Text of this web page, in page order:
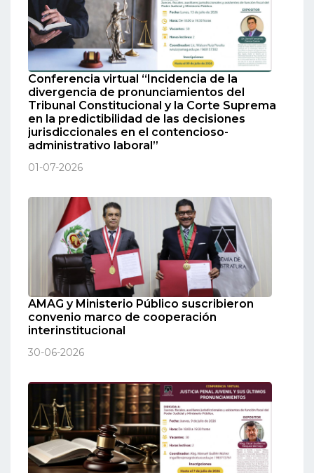
Conferencia virtual “Incidencia de la
divergencia de pronunciamientos del
Tribunal Constitucional y la Corte Suprema
en la predictibilidad de las decisiones
jurisdiccionales en el contencioso-
administrativo laboral”
01-07-2026
AMAG y Ministerio Público suscribieron
convenio marco de cooperación
interinstitucional
30-06-2026